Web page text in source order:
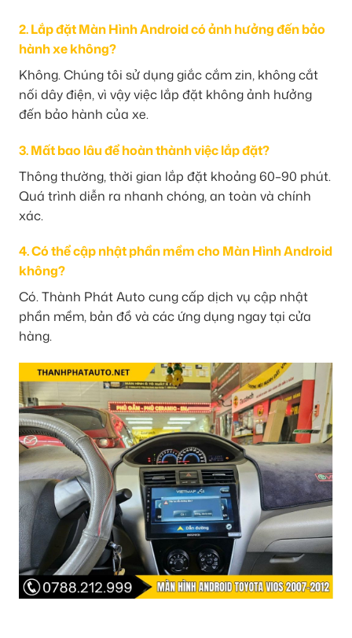
2. Lắp đặt Màn Hình Android có ảnh hưởng đến bảo
hành xe không?
Không. Chúng tôi sử dụng giắc cắm zin, không cắt
nối dây điện, vì vậy việc lắp đặt không ảnh hưởng
đến bảo hành của xe.
3. Mất bao lâu để hoàn thành việc lắp đặt?
Thông thường, thời gian lắp đặt khoảng 60–90 phút.
Quá trình diễn ra nhanh chóng, an toàn và chính
xác.
4. Có thể cập nhật phần mềm cho Màn Hình Android
không?
Có. Thành Phát Auto cung cấp dịch vụ cập nhật
phần mềm, bản đồ và các ứng dụng ngay tại cửa
hàng.